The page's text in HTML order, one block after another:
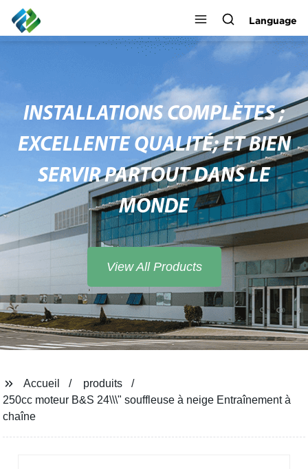
Language
INSTALLATIONS COMPLÈTES ;
EXCELLENTE QUALITÉ; ET BIEN
SERVIR PARTOUT DANS LE
MONDE
View All Products
Accueil
produits
250cc moteur B&S 24\\\" souffleuse à neige Entraînement à
chaîne